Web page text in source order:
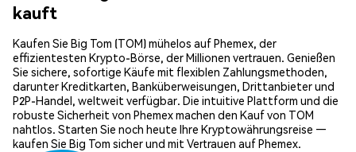
kauft
Kaufen Sie Big Tom (TOM) mühelos auf Phemex, der
effizientesten Krypto-Börse, der Millionen vertrauen. Genießen
Sie sichere, sofortige Käufe mit flexiblen Zahlungsmethoden,
darunter Kreditkarten, Banküberweisungen, Drittanbieter und
P2P-Handel, weltweit verfügbar. Die intuitive Plattform und die
robuste Sicherheit von Phemex machen den Kauf von TOM
nahtlos. Starten Sie noch heute Ihre Kryptowährungsreise —
kaufen Sie Big Tom sicher und mit Vertrauen auf Phemex.